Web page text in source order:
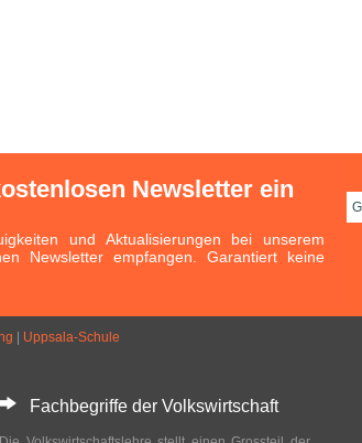
Newsletter ein
und Aktualisierungen bei unserem
Newsletter empfangen. Garantiert keine
Uppsala-Schule
Fachbegriffe der Volkswirtschaft